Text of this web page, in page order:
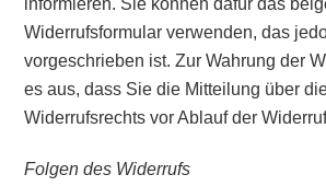
informieren. Sie können dafür das
Widerrufsformular verwenden, das
vorgeschrieben ist. Zur Wahrung der
es aus, dass Sie die Mitteilung über
Widerrufsrechts vor Ablauf der
Folgen des Widerrufs